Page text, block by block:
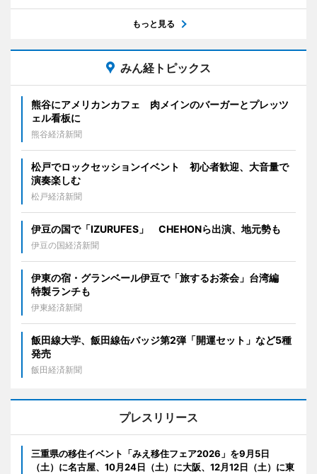
もっと見る
みん経トピックス
熊谷にアメリカンカフェ 肉メインのバーガーとプレッツ
ェル看板に
熊谷経済新聞
松戸でロックセッションイベント 初心者歓迎、大音量で
演奏楽しむ
松戸経済新聞
伊豆の国で「IZURUFES」 CHEHONら出演、地元勢も
伊豆の国経済新聞
伊東の宿・グランベール伊豆で「旅するお茶会」台湾編
特製ランチも
伊東経済新聞
飯田線大学、飯田線缶バッジ第2弾「開運セット」など5種
発売
飯田経済新聞
プレスリリース
三重県の移住イベント「みえ移住フェア2026」を9月5日
（土）に名古屋、10月24日（土）に大阪、12月12日（土）に東